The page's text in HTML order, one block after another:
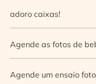
adoro caixas!
Agende as fotos de
Agende um ensaio